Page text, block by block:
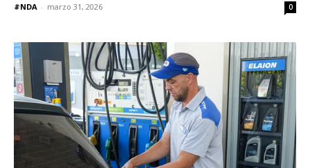
#NDA - marzo 31, 2026 0